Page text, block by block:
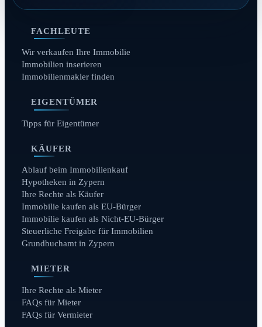
FACHLEUTE
Wir verkaufen Ihre Immobilie
Immobilien inserieren
Immobilienmakler finden
EIGENTÜMER
Tipps für Eigentümer
KÄUFER
Ablauf beim Immobilienkauf
Hypotheken in Zypern
Ihre Rechte als Käufer
Immobilie kaufen als EU-Bürger
Immobilie kaufen als Nicht-EU-Bürger
Steuerliche Freigabe für Immobilien
Grundbuchamt in Zypern
MIETER
Ihre Rechte als Mieter
FAQs für Mieter
FAQs für Vermieter